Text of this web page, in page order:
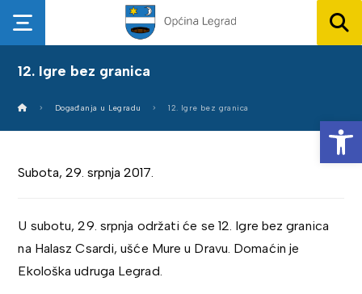
12. Igre bez granica
Događanja u Legradu 12. Igre bez granica
Subota, 29. srpnja 2017.
U subotu, 29. srpnja održati će se 12. Igre bez granica
na Halasz Csardi, ušće Mure u Dravu. Domaćin je
Ekološka udruga Legrad.